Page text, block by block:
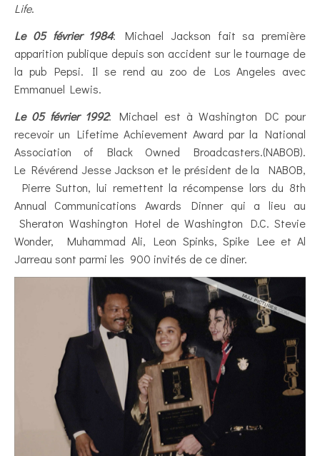
Life.
Le 05 février 1984: Michael Jackson fait sa première
apparition publique depuis son accident sur le tournage de
la pub Pepsi. Il se rend au zoo de Los Angeles avec
Emmanuel Lewis.
Le 05 février 1992: Michael est à Washington DC pour
recevoir un Lifetime Achievement Award par la National
Association of Black Owned Broadcasters.(NABOB).
Le Révérend Jesse Jackson et le président de la NABOB,
Pierre Sutton, lui remettent la récompense lors du 8th
Annual Communications Awards Dinner qui a lieu au
Sheraton Washington Hotel de Washington D.C. Stevie
Wonder, Muhammad Ali, Leon Spinks, Spike Lee et Al
Jarreau sont parmi les 900 invités de ce diner.